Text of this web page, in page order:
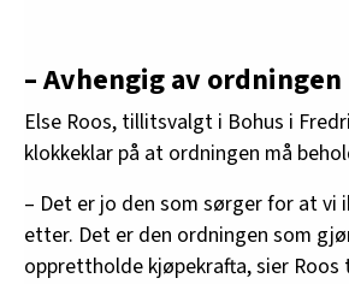
– Avhengig av ordningen
Else Roos, tillitsvalgt i Bohus i
klokkeklar på at ordningen må
– Det er jo den som sørger for at vi
etter. Det er den ordningen som
opprettholde kjøpekrafta, sier